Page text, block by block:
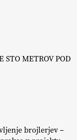
STO METROV POD
brojlerjev –